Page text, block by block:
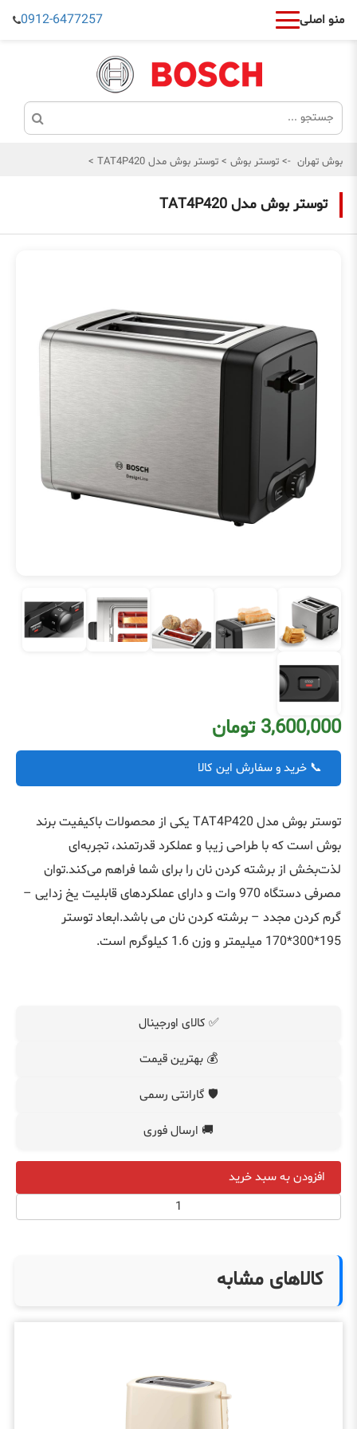
منو اصلی 0912-6477257
بوش تهران -> توستر بوش > توستر بوش مدل TAT4P420 >
توستر بوش مدل TAT4P420
3,600,000 تومان
📞 خرید و سفارش این کالا
توستر بوش مدل TAT4P420 یکی از محصولات باکیفیت برند
بوش است که با طراحی زیبا و عملکرد قدرتمند، تجربه‌ای
لذت‌بخش از برشته کردن نان را برای شما فراهم می‌کند.توان
مصرفی دستگاه 970 وات و دارای عملکردهای قابلیت یخ زدایی –
گرم کردن مجدد – برشته کردن نان می باشد.ابعاد توستر
195*300*170 میلیمتر و وزن 1.6 کیلوگرم است.
✅ کالای اورجینال
💰 بهترین قیمت
🛡️ گارانتی رسمی
🚚 ارسال فوری
افزودن به سبد خرید
کالاهای مشابه